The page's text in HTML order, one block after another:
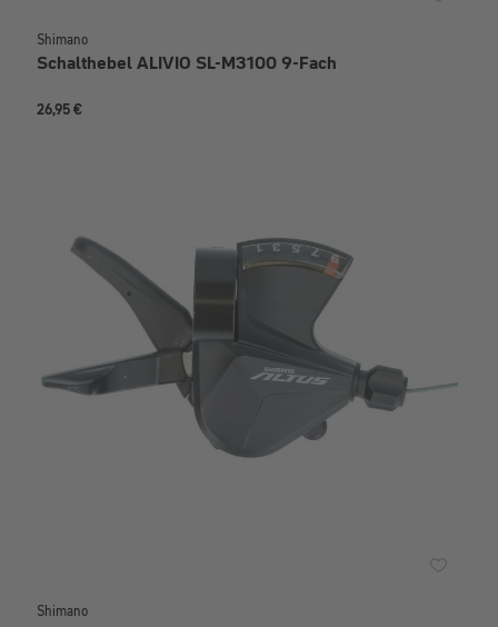
Shimano
Schalthebel ALIVIO SL-M3100 9-Fach
26,95 €
Shimano